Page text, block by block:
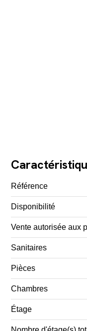
Référence
Disponibilité
Vente autorisée aux
Sanitaires
Pièces
Chambres
Étage